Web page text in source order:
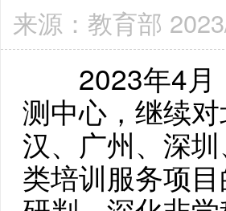
来源：教育部
2023年4月
测中心，继续
汉、广州、深
类培训服务项